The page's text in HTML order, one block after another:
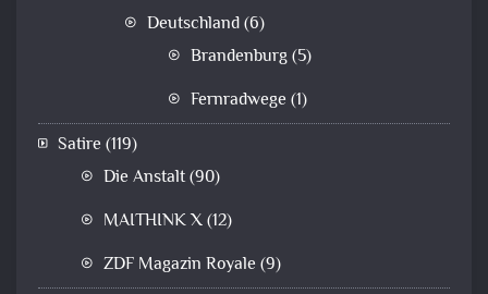
Deutschland(6)
Brandenburg(5)
Fernradwege (1)
Satire (119)
Die Anstalt(90)
MAITHINK X(12)
ZDF Magazin Royale (9)